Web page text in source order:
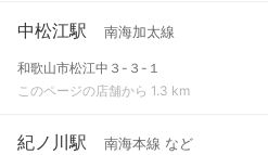
中松江駅 南海加太線
和歌山市松江中３-３-１
このページの店舗から 1.3 km
紀ノ川駅 南海本線 など